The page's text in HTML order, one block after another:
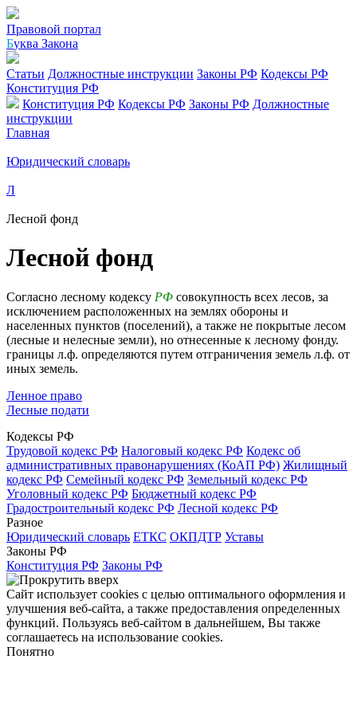
Правовой портал
Буква Закона
Статьи Должностные инструкции Законы РФ Кодексы РФ
Конституция РФ
Конституция РФ Кодексы РФ Законы РФ Должностные
инструкции
Главная
Юридический словарь
Л
Лесной фонд
Лесной фонд
Согласно лесному кодексу РФ совокупность всех лесов, за
исключением расположенных на землях обороны и
населенных пунктов (поселений), а также не покрытые лесом
(лесные и нелесные земли), но отнесенные к лесному фонду.
границы л.ф. определяются путем отграничения земель л.ф. от
иных земель.
Ленное право
Лесные подати
Кодексы РФ
Трудовой кодекс РФ Налоговый кодекс РФ Кодекс об
административных правонарушениях (КоАП РФ) Жилищный
кодекс РФ Семейный кодекс РФ Земельный кодекс РФ
Уголовный кодекс РФ Бюджетный кодекс РФ
Градостроительный кодекс РФ Лесной кодекс РФ
Разное
Юридический словарь ЕТКС ОКПДТР Уставы
Законы РФ
Конституция РФ Законы РФ
Сайт использует cookies с целью оптимального оформления и
улучшения веб-сайта, а также предоставления определенных
функций. Пользуясь веб-сайтом в дальнейшем, Вы также
соглашаетесь на использование cookies.
Понятно